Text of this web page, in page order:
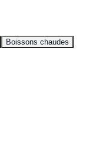
Boissons chaudes